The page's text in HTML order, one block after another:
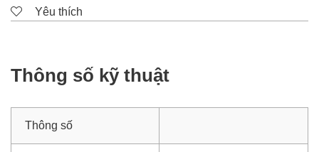
Yêu thích
Thông số kỹ thuật
Thông số